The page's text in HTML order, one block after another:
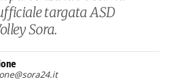
targata ASD
Sora.